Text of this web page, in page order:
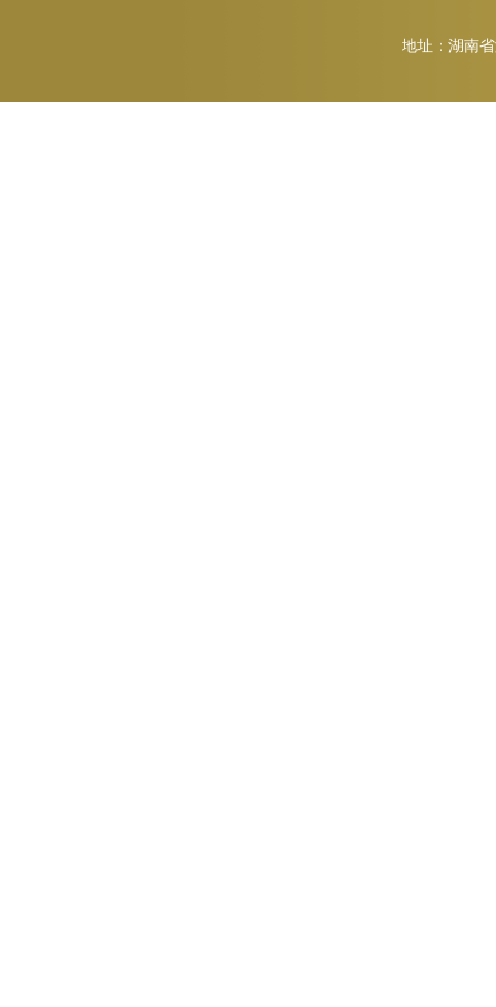
地址：湖南